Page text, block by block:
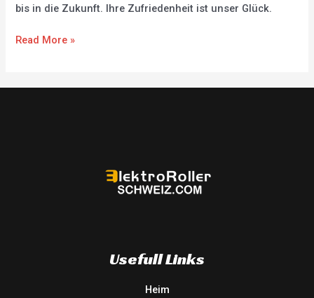
bis in die Zukunft. Ihre Zufriedenheit ist unser Glück.
Read More »
Usefull Links
Heim